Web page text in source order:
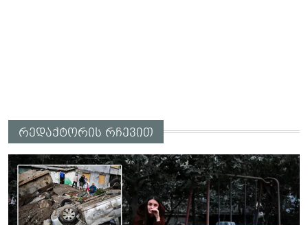
რედაქტორის რჩევით